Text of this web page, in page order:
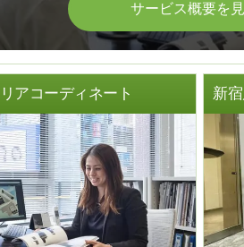
サービス概要を
アコーディネート 新